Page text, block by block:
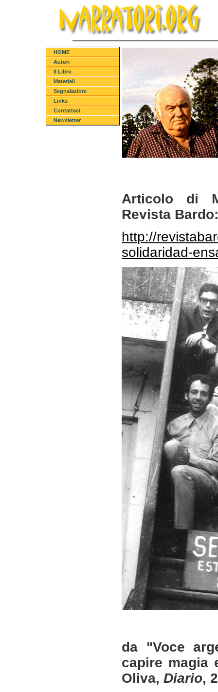
HOME
Autori
Il Libro
Materiali
Segnalazioni
Links
Contattaci
Newsletter
Articolo di
Revista Bardo:
http://
solidaridad-
da "Voce
capire magia
Oliva, Diario,